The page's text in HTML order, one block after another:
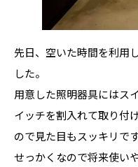
先日、空いた時間を利用
した。
用意した照明器具にはス
イッチを割入れて取り付
ので見た目もスッキリです
せっかくなので将来使い